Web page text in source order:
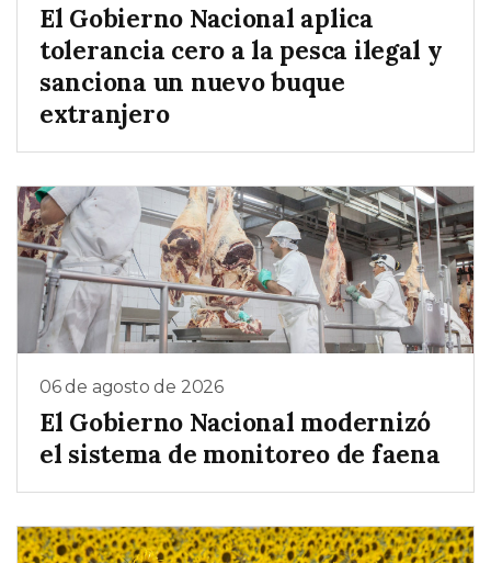
El Gobierno Nacional aplica
tolerancia cero a la pesca ilegal y
sanciona un nuevo buque
extranjero
06 de agosto de 2026
El Gobierno Nacional modernizó
el sistema de monitoreo de faena